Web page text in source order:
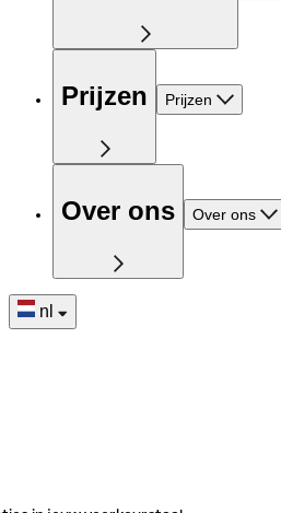
Prijzen Prijzen
Over ons Over ons
nl